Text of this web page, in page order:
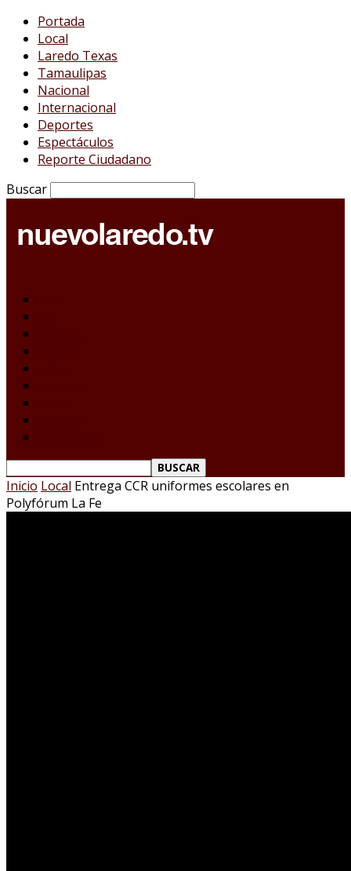
Portada
Local
Laredo Texas
Tamaulipas
Nacional
Internacional
Deportes
Espectáculos
Reporte Ciudadano
Buscar
Inicio Local Entrega CCR uniformes escolares en
Polyfórum La Fe